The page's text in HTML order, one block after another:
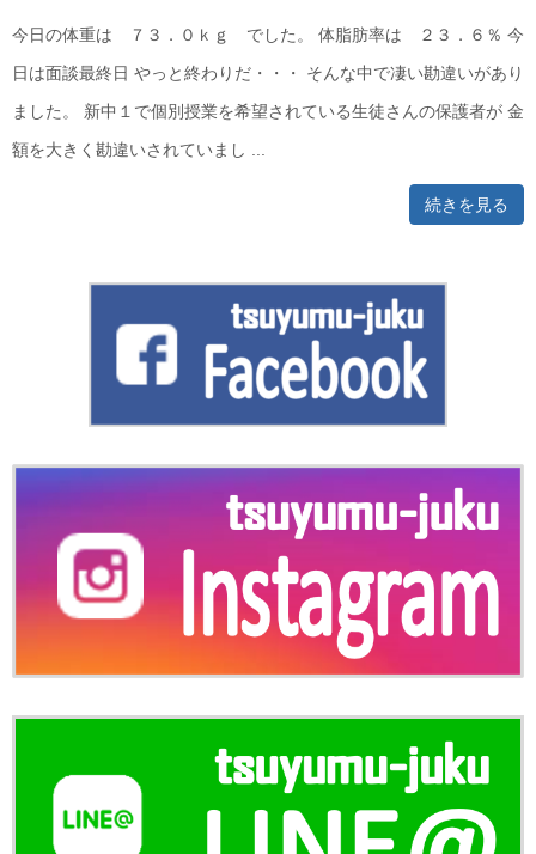
今日の体重は ７３．０ｋｇ でした。 体脂肪率は ２３．６％ 今
日は面談最終日 やっと終わりだ・・・ そんな中で凄い勘違いがあり
ました。 新中１で個別授業を希望されている生徒さんの保護者が 金
額を大きく勘違いされていまし ...
続きを見る